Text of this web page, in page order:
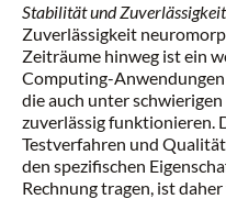
Stabilität und
Zuverlässigkeit
Zeiträume hinweg ist ein
Computing-
die auch unter
zuverlässig funktionieren.
Testverfahren und
den spezifischen
Rechnung tragen, ist